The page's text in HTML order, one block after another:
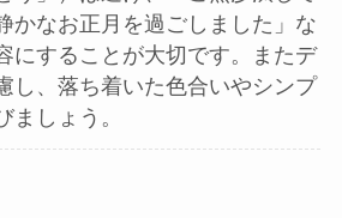
かなお正月を過ごしました」な
にすることが大切です。またデ
し、落ち着いた色合いやシンプ
ましょう。